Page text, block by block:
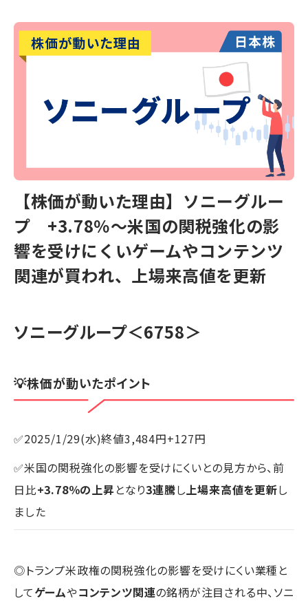
【株価が動いた理由】ソニーグルー
プ +3.78％～米国の関税強化の影
響を受けにくいゲームやコンテンツ
関連が買われ、上場来高値を更新
ソニーグループ＜6758＞
💡株価が動いたポイント
✅2025/1/29(水)終値3,484円+127円
✅米国の関税強化の影響を受けにくいとの見方から、前
日比+3.78％の上昇となり3連騰し上場来高値を更新し
ました
◎トランプ米政権の関税強化の影響を受けにくい業種と
してゲームやコンテンツ関連の銘柄が注目される中、ソニ